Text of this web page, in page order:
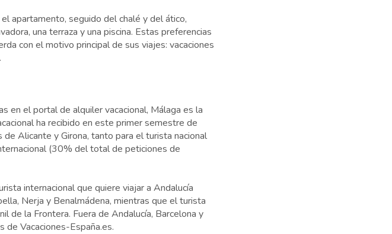
apartamento, seguido del chalé y del ático,
una terraza y una piscina. Estas preferencias
con el motivo principal de sus viajes: vacaciones
en el portal de alquiler vacacional, Málaga es la
ha recibido en este primer semestre de
Alicante y Girona, tanto para el turista nacional
(30% del total de peticiones de
internacional que quiere viajar a Andalucía
Nerja y Benalmádena, mientras que el turista
de la Frontera. Fuera de Andalucía, Barcelona y
de Vacaciones-España.es.